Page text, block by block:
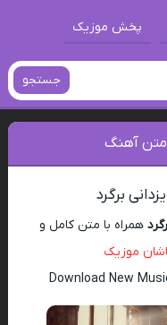
پخش موزیک
جستجو
متن آهنگ
برگرد
همراه با متن کامل و
موزیک
Download New